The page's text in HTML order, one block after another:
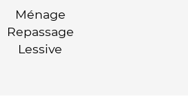
Ménage
Repassage
Lessive